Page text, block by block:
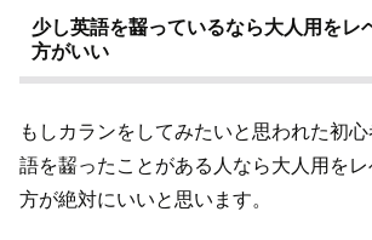
少し英語を齧っているなら大人用をレ
方がいい
もしカランをしてみたいと思われた初
語を齧ったことがある人なら大人用を
方が絶対にいいと思います。